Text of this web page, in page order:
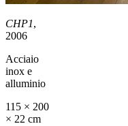
CHP1,
2006
Acciaio
inox e
alluminio
115 × 200
× 22 cm